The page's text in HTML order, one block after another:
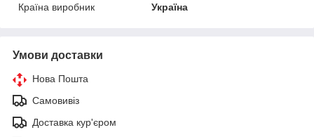
Країна виробник
Україна
Умови доставки
Нова Пошта
Самовивіз
Доставка кур'єром